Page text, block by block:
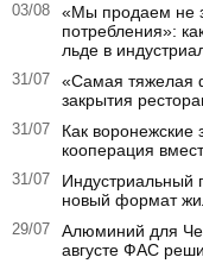
03/08
«Мы продаем не
потребления»:
льде в
31/07
«Самая тяжелая
закрытия
31/07
Как
кооперация
31/07
Индустриальный
новый формат
29/07
Алюминий для
августе ФАС